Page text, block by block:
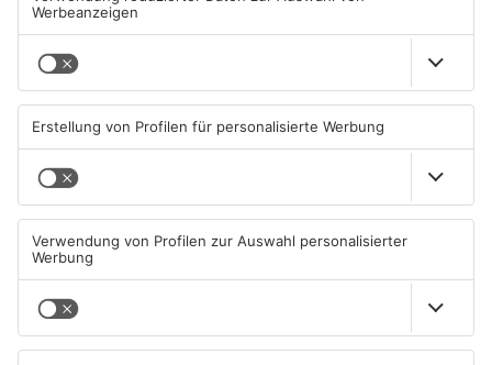
Mehr aus Main-
Kinzig-Kreis
TOPNEWS
Großkrotzenburger Randale-
Pfauen noch nicht
eingefangen
TOPNEWS
Schreckschusswaffe auf
Busfahrer